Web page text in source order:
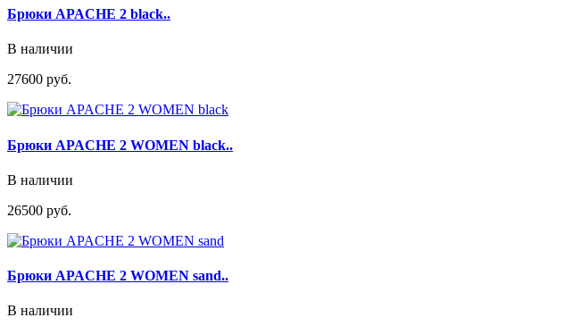
Брюки APACHE 2 black..
В наличии
27600 руб.
Брюки APACHE 2 WOMEN black..
В наличии
26500 руб.
Брюки APACHE 2 WOMEN sand..
В наличии